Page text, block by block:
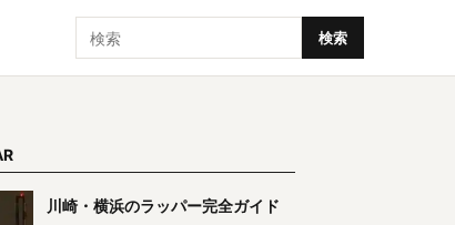
検索 検索
川崎・横浜のラッパー完全ガイド